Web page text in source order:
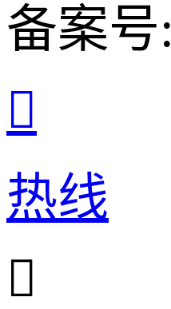
备案号:

热线
